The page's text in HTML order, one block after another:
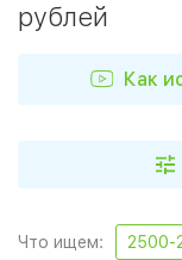
рублей
Как
Что ищем: 2500-